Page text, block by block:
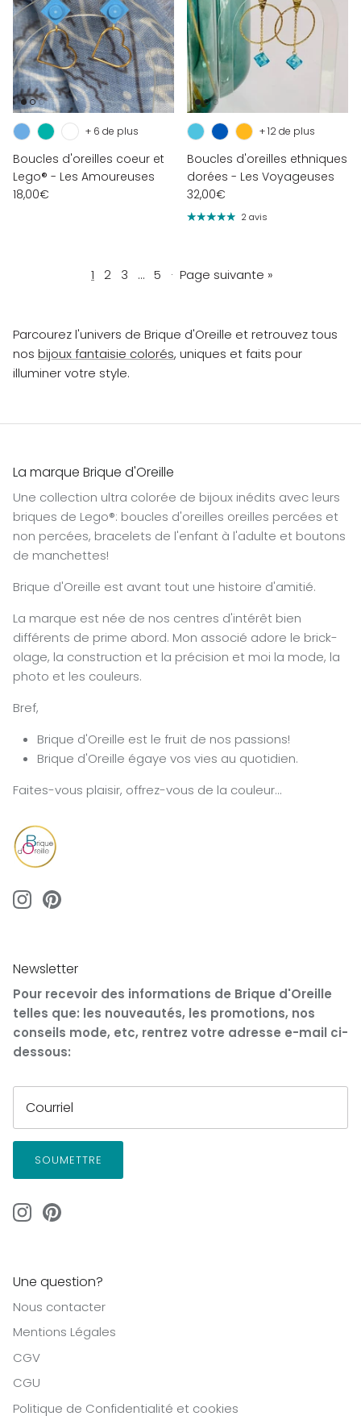
Boucles d'oreilles coeur et
Lego® - Les Amoureuses
18,00€
+ 6 de plus
Boucles d'oreilles ethniques
dorées - Les Voyageuses
32,00€
+ 12 de plus
2 avis
1 2 3 … 5 · Page suivante »
Parcourez l'univers de Brique d'Oreille et retrouvez tous
nos bijoux fantaisie colorés, uniques et faits pour
illuminer votre style.
La marque Brique d'Oreille
Une collection ultra colorée de bijoux inédits avec leurs
briques de Lego®: boucles d'oreilles oreilles percées et
non percées, bracelets de l'enfant à l'adulte et boutons
de manchettes!
Brique d'Oreille est avant tout une histoire d'amitié.
La marque est née de nos centres d'intérêt bien
différents de prime abord. Mon associé adore le brick-
olage, la construction et la précision et moi la mode, la
photo et les couleurs.
Bref,
Brique d'Oreille est le fruit de nos passions!
Brique d'Oreille égaye vos vies au quotidien.
Faites-vous plaisir, offrez-vous de la couleur...
Newsletter
Pour recevoir des informations de Brique d'Oreille
telles que: les nouveautés, les promotions, nos
conseils mode, etc, rentrez votre adresse e-mail ci-
dessous:
SOUMETTRE
Une question?
Nous contacter
Mentions Légales
CGV
CGU
Politique de Confidentialité et cookies